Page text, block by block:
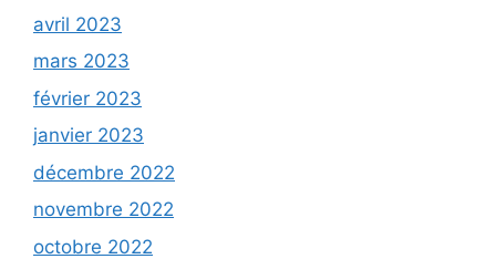
avril 2023
mars 2023
février 2023
janvier 2023
décembre 2022
novembre 2022
octobre 2022